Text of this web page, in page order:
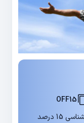
OFF15
در اولین مشاوره آنلاین پزشکی یا روانشناسی 15 درصد